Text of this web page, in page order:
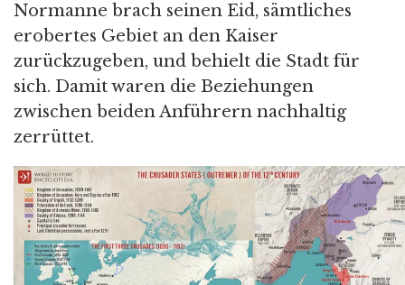
Normanne brach seinen Eid, sämtliches
erobertes Gebiet an den Kaiser
zurückzugeben, und behielt die Stadt für
sich. Damit waren die Beziehungen
zwischen beiden Anführern nachhaltig
zerrüttet.